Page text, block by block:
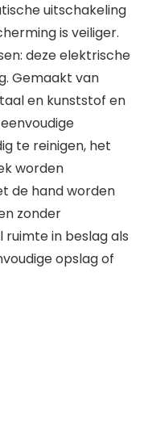
uitschakeling
is veiliger.
deze elektrische
Gemaakt van
en kunststof en
te reinigen, het
worden
de hand worden
zonder
in beslag als
opslag of